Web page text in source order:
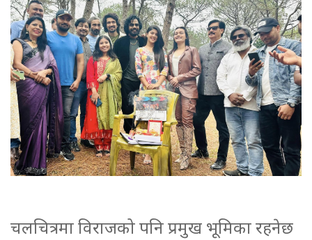
चलचित्रमा विराजको पनि प्रमुख भूमिका रहनेछ